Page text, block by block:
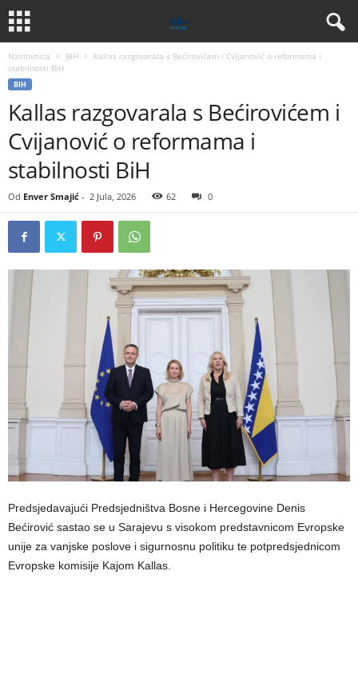
Naslovnica BIH
Kallas razgovarala s Bećirovićem i Cvijanović o reformama i
stabilnosti BiH
BIH
Kallas razgovarala s Bećirovićem i
Cvijanović o reformama i
stabilnosti BiH
Od Enver Smajić - 2 Jula, 2026 62 0
Predsjedavajući Predsjedništva Bosne i Hercegovine Denis
Bećirović sastao se u Sarajevu s visokom predstavnicom Evropske
unije za vanjske poslove i sigurnosnu politiku te potpredsjednicom
Evropske komisije Kajom Kallas.